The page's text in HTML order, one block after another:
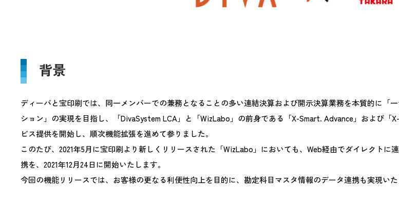
背景
ディーバと宝印刷では、同一メンバーでの兼務となることの多い連結決算および開示決算業務を本質的に「
ション」の実現を目指し、「DivaSystem LCA」と「WizLabo」の前身である「X-Smart. Advance」および
ビス提供を開始し、順次機能拡張を進めて参りました。
このたび、2021年5月に宝印刷より新しくリリースされた「WizLabo」においても、Web経由でダイレクト
携を、2021年12月24日に開始いたします。
今回の機能リリースでは、お客様の更なる利便性向上を目的に、勘定科目マスタ情報のデータ連携も実現いた